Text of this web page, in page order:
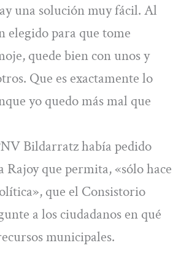
una solución muy fácil. Al
elegido para que tome
quede bien con unos y
Que es exactamente lo
yo quedo más mal que
Bildarratz había pedido
Rajoy que permita, «sólo hace
que el Consistorio
a los ciudadanos en qué
municipales.